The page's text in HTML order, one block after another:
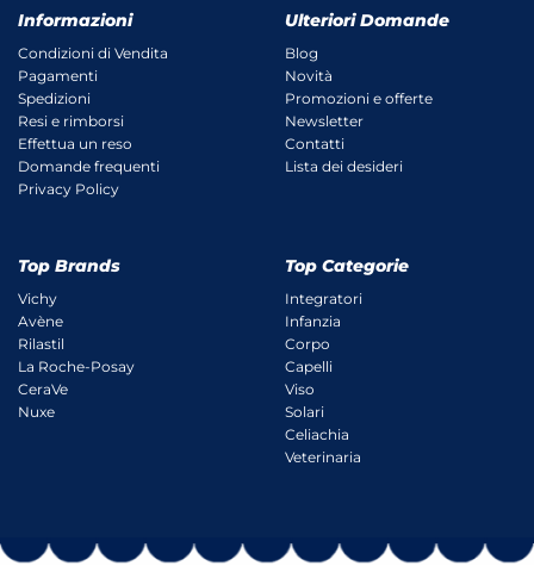
Informazioni
Condizioni di Vendita
Pagamenti
Spedizioni
Resi e rimborsi
Effettua un reso
Domande frequenti
Privacy Policy
Ulteriori Domande
Blog
Novità
Promozioni e offerte
Newsletter
Contatti
Lista dei desideri
Top Brands
Vichy
Avène
Rilastil
La Roche-Posay
CeraVe
Nuxe
Top Categorie
Integratori
Infanzia
Corpo
Capelli
Viso
Solari
Celiachia
Veterinaria